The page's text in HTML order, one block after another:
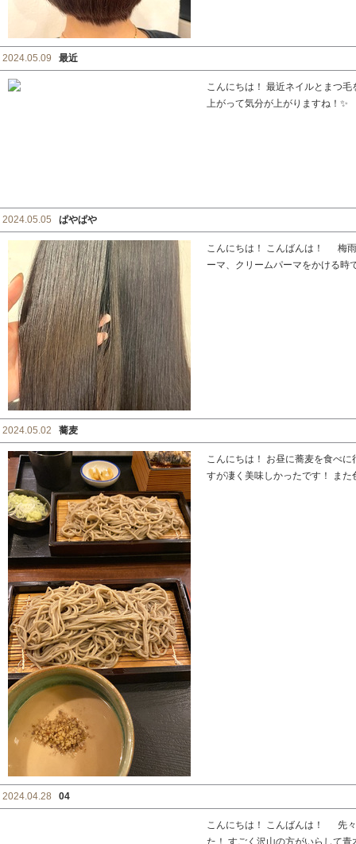
2024.05.09 最近
こんにちは！ 最近ネイルとまつ
上がって気分が上がりますね！✨
2024.05.05 ぱやぱや
こんにちは！ こんばんは！ 梅雨
ーマ、クリームパーマをかける時
2024.05.02 蕎麦
こんにちは！ お昼に蕎麦を食べ
すが凄く美味しかったです！ ま
2024.04.28 04
こんにちは！ こんばんは！ 先々
た！ すごく沢山の方がいらして